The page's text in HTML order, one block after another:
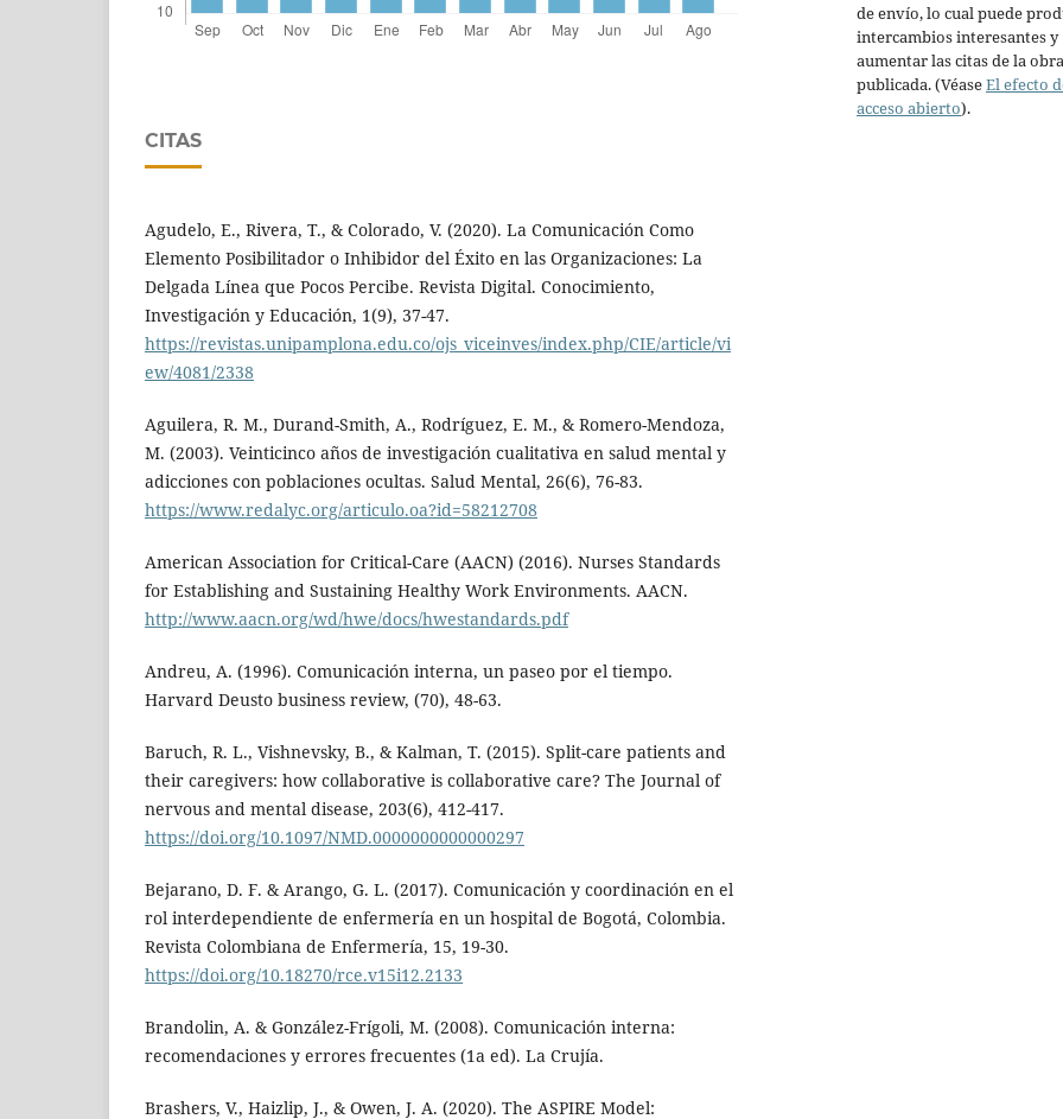
CITAS
Agudelo, E., Rivera, T., & Colorado, V. (2020). La Comunicación Como
Elemento Posibilitador o Inhibidor del Éxito en las Organizaciones: La
Delgada Línea que Pocos Percibe. Revista Digital. Conocimiento,
Investigación y Educación, 1(9), 37-47.
https://revistas.unipamplona.edu.co/ojs_viceinves/index.php/CIE/article/vi
ew/4081/2338
Aguilera, R. M., Durand-Smith, A., Rodríguez, E. M., & Romero-Mendoza,
M. (2003). Veinticinco años de investigación cualitativa en salud mental y
adicciones con poblaciones ocultas. Salud Mental, 26(6), 76-83.
https://www.redalyc.org/articulo.oa?id=58212708
American Association for Critical-Care (AACN) (2016). Nurses Standards
for Establishing and Sustaining Healthy Work Environments. AACN.
http://www.aacn.org/wd/hwe/docs/hwestandards.pdf
Andreu, A. (1996). Comunicación interna, un paseo por el tiempo.
Harvard Deusto business review, (70), 48-63.
Baruch, R. L., Vishnevsky, B., & Kalman, T. (2015). Split-care patients and
their caregivers: how collaborative is collaborative care? The Journal of
nervous and mental disease, 203(6), 412-417.
https://doi.org/10.1097/NMD.0000000000000297
Bejarano, D. F. & Arango, G. L. (2017). Comunicación y coordinación en el
rol interdependiente de enfermería en un hospital de Bogotá, Colombia.
Revista Colombiana de Enfermería, 15, 19-30.
https://doi.org/10.18270/rce.v15i12.2133
Brandolin, A. & González-Frígoli, M. (2008). Comunicación interna:
recomendaciones y errores frecuentes (1a ed). La Crujía.
Brashers, V., Haizlip, J., & Owen, J. A. (2020). The ASPIRE Model:
de envío, lo cual puede
intercambios interesantes y
aumentar las citas de la obra
publicada. (VéaseEl efecto
acceso abierto).